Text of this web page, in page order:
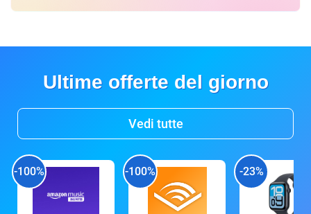
Ultime offerte del giorno
Vedi tutte
-100% -100% -23%